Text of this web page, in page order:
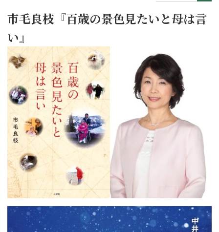
市毛良枝『百歳の景色見たいと母は言
い』